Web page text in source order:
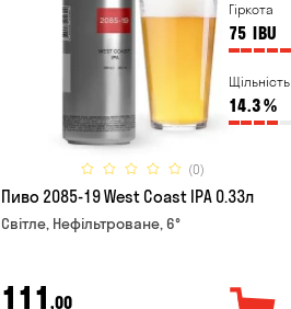
Гіркота
75 IBU
Щільність
14.3%
(0)
Пиво 2085-19 West Coast IPA 0.33л
Світле, Нефільтроване, 6°
111 ,00